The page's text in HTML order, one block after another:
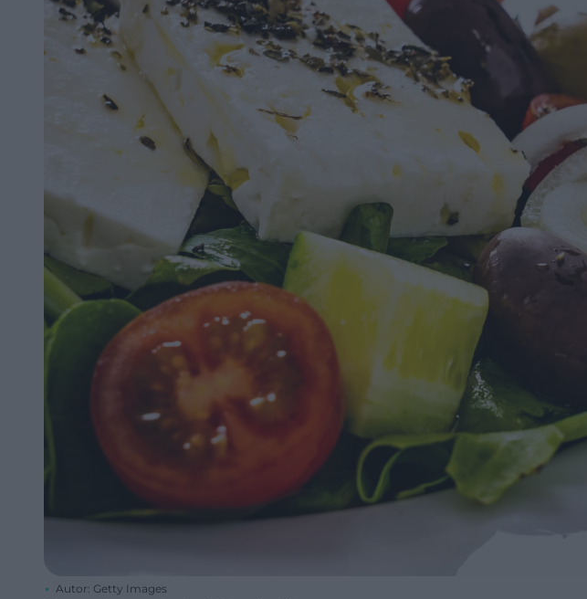
Autor: Getty Images